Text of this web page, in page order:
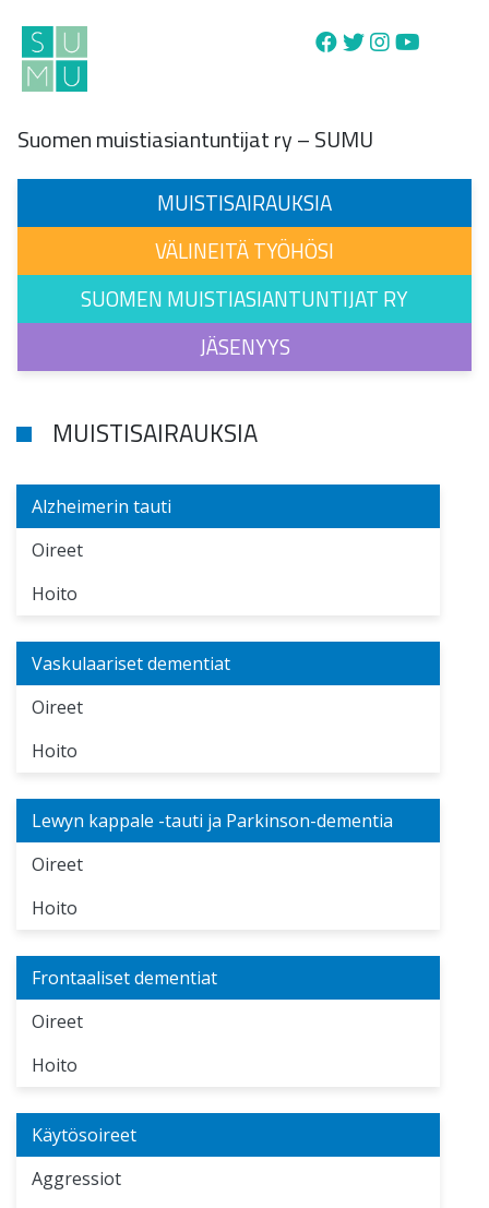
Main Navigation
Suomen muistiasiantuntijat ry – SUMU
MUISTISAIRAUKSIA
VÄLINEITÄ TYÖHÖSI
SUOMEN MUISTIASIANTUNTIJAT RY
JÄSENYYS
MUISTISAIRAUKSIA
Alzheimerin tauti
Oireet
Hoito
Vaskulaariset dementiat
Oireet
Hoito
Lewyn kappale -tauti ja Parkinson-dementia
Oireet
Hoito
Frontaaliset dementiat
Oireet
Hoito
Käytösoireet
Aggressiot